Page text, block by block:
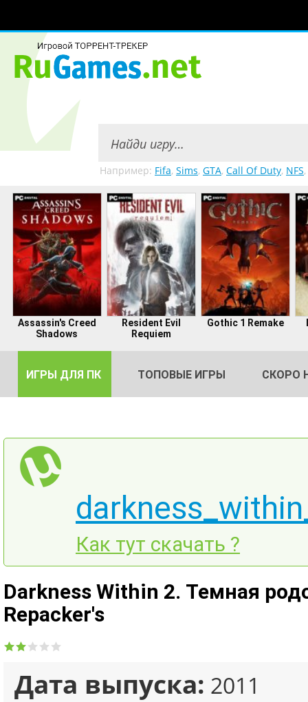
Например: Fifa, Sims, GTA, Call Of Duty, NFS,
Assassin's Creed
Shadows
Resident Evil
Requiem
Gothic 1 Remake
ИГРЫ ДЛЯ ПК ТОПОВЫЕ ИГРЫ СКОРО
Как тут скачать ?
Darkness Within 2. Темная
Repacker's
Дата выпуска: 2011